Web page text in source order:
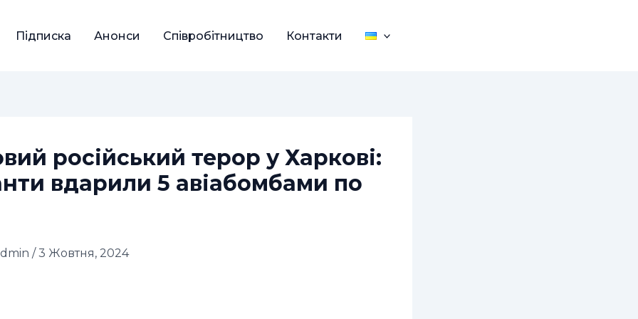
Підписка Анонси Співробітництво Контакти
російський терор у Харкові:
вдарили 5 авіабомбами по
/ 3 Жовтня, 2024